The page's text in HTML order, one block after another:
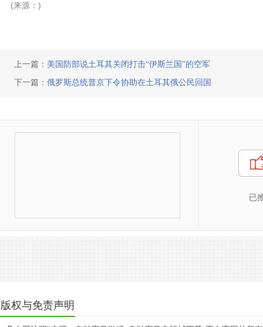
(来源：)
上一篇： 美国防部说土耳其关闭打击“伊斯兰国”的空军
下一篇： 俄罗斯总统普京下令协助在土耳其俄公民回国
已
版权与免责声明